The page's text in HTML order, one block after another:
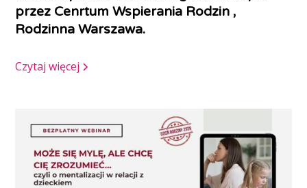
przez Cenrtum Wspierania Rodzin ,
Rodzinna Warszawa.
Czytaj więcej